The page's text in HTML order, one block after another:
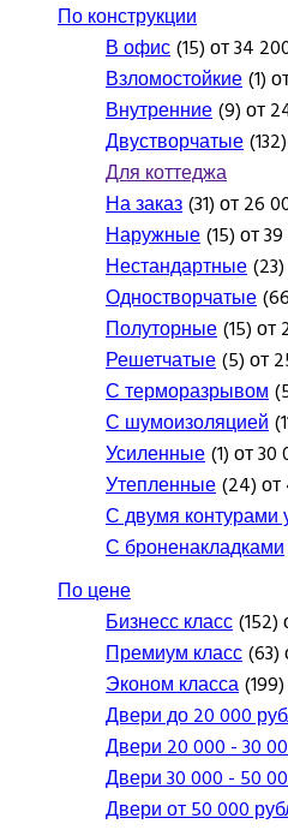
По конструкции
В офис(15) от 34
Взломостойкие(1)
Внутренние(9) от
Двустворчатые
Для коттеджа
На заказ(31) от 26
Наружные(15) от
Нестандартные
Одностворчатые
Полуторные(15) от
Решетчатые(5) от
С терморазрывом
С шумоизоляцией
Усиленные(1) от 30
Утепленные(24) от
С двумя контурами
С броненакладками
По цене
Бизнесс класс(152)
Премиум класс(63)
Эконом класса
Двери до 20 000
Двери 20 000 - 30
Двери 30 000 - 50
Двери от 50 000